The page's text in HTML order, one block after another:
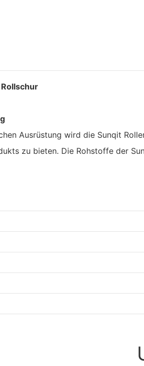
Ausrüstung wird die Sunqit
zu bieten. Die Rohstoffe der